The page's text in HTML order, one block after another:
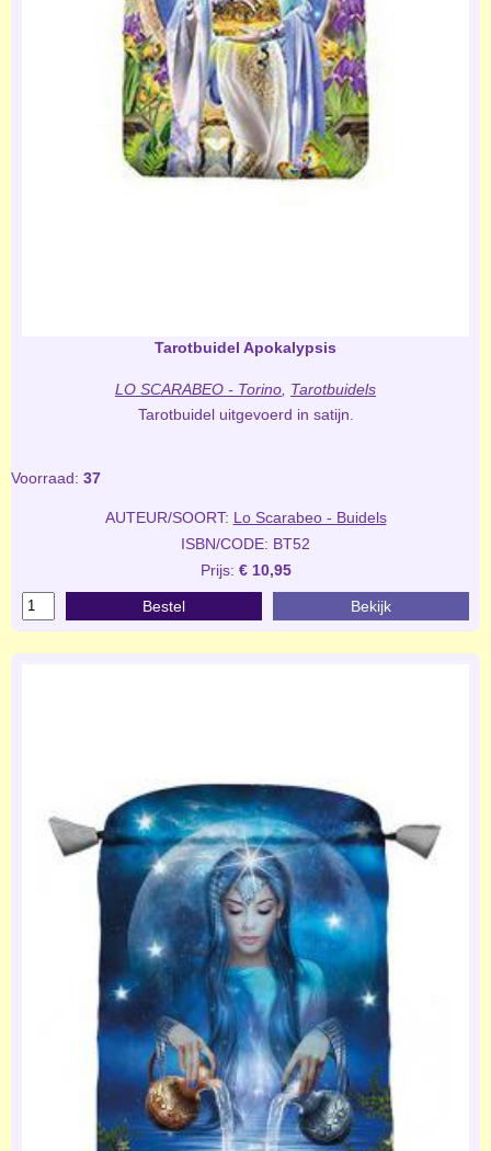
Tarotbuidel Apokalypsis
LO SCARABEO - Torino Tarotbuidels
Tarotbuidel uitgevoerd in satijn.
Voorraad: 37
AUTEUR/SOORT: Lo Scarabeo - Buidels
ISBN/CODE: BT52
Prijs: € 10,95
Bestel Bekijk